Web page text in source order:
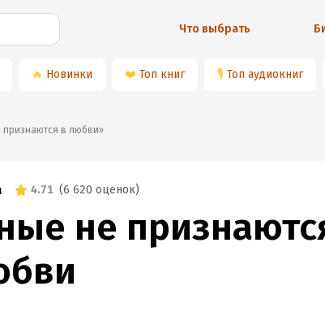
Что выбрать
🔥 Новинки ❤️ Топ книг 🎙 Топ аудиокниг
признаются в любви»
4.71 (6 620 оценок)
не